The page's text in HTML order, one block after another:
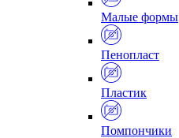
Малые формы
Пенопласт
Пластик
Помпончики